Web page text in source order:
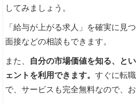
してみましょう。
「給与が上がる求人」を確実に見
面接などの相談もできます。
また、 自分の市場価値を知る、と
ェントを利用できます。すぐに転
で、サービスも完全無料なので、お